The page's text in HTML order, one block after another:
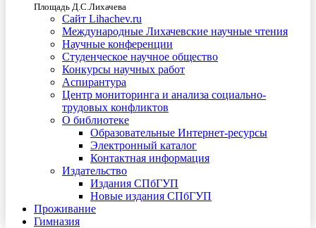
Площадь Д.С.Лихачева
Сайт Lihachev.ru
Международные Лихачевские научные чтения
Научные конференции
Студенческое научное общество
Конкурсы научных работ
Аспирантура
Центр мониторинга и анализа социально-
трудовых конфликтов
О библиотеке
Образовательные Интернет-ресурсы
Электронный каталог
Контактная информация
Издательство
Издания СПбГУП
Новые издания СПбГУП
Проживание
Гимназия